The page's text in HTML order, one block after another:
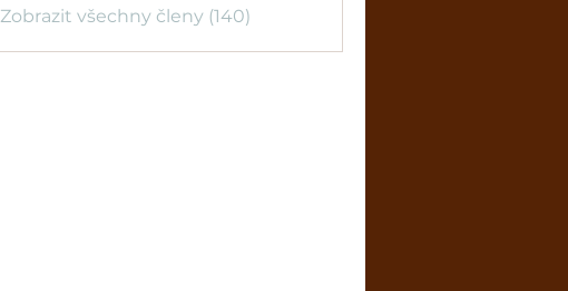
Zobrazit všechny členy (140)